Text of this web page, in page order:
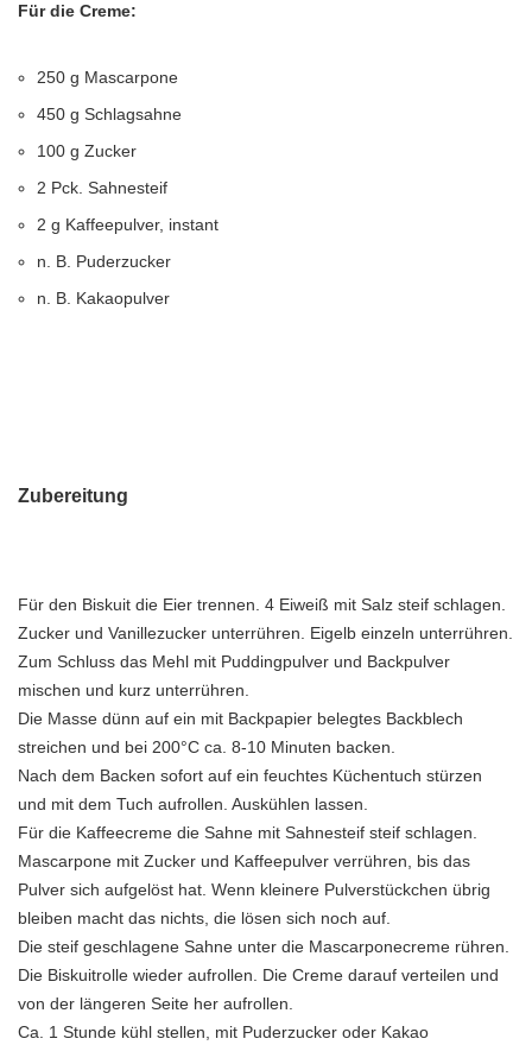
Für die Creme:
250 g Mascarpone
450 g Schlagsahne
100 g Zucker
2 Pck. Sahnesteif
2 g Kaffeepulver, instant
n. B. Puderzucker
n. B. Kakaopulver
Zubereitung
Für den Biskuit die Eier trennen. 4 Eiweiß mit Salz steif schlagen.
Zucker und Vanillezucker unterrühren. Eigelb einzeln unterrühren.
Zum Schluss das Mehl mit Puddingpulver und Backpulver
mischen und kurz unterrühren.
Die Masse dünn auf ein mit Backpapier belegtes Backblech
streichen und bei 200°C ca. 8-10 Minuten backen.
Nach dem Backen sofort auf ein feuchtes Küchentuch stürzen
und mit dem Tuch aufrollen. Auskühlen lassen.
Für die Kaffeecreme die Sahne mit Sahnesteif steif schlagen.
Mascarpone mit Zucker und Kaffeepulver verrühren, bis das
Pulver sich aufgelöst hat. Wenn kleinere Pulverstückchen übrig
bleiben macht das nichts, die lösen sich noch auf.
Die steif geschlagene Sahne unter die Mascarponecreme rühren.
Die Biskuitrolle wieder aufrollen. Die Creme darauf verteilen und
von der längeren Seite her aufrollen.
Ca. 1 Stunde kühl stellen, mit Puderzucker oder Kakao